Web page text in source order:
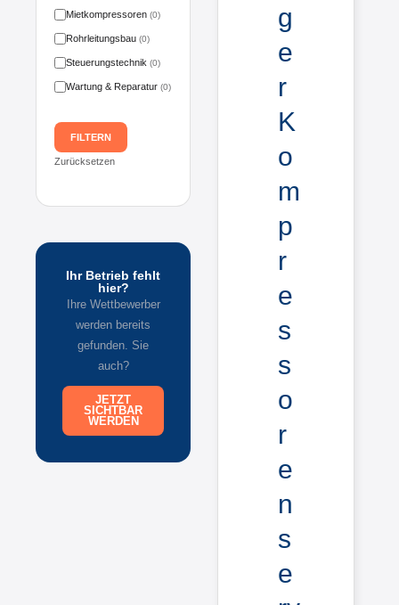
Mietkompressoren (0)
Rohrleitungsbau (0)
Steuerungstechnik (0)
Wartung & Reparatur (0)
FILTERN
Zurücksetzen
Ihr Betrieb fehlt
hier?
Ihre Wettbewerber
werden bereits
gefunden. Sie
auch?
JETZT
SICHTBAR
WERDEN
g
e
r
K
o
m
p
r
e
s
s
o
r
e
n
s
e